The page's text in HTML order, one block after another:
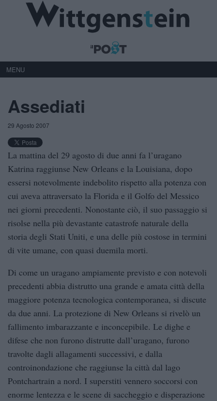
MENU
Assediati
29 Agosto 2007
La mattina del 29 agosto di due anni fa l’uragano
Katrina raggiunse New Orleans e la Louisiana, dopo
essersi notevolmente indebolito rispetto alla potenza con
cui aveva attraversato la Florida e il Golfo del Messico
nei giorni precedenti. Nonostante ciò, il suo passaggio si
risolse nella più devastante catastrofe naturale della
storia degli Stati Uniti, e una delle più costose in termini
di vite umane, con quasi duemila morti.
Di come un uragano ampiamente previsto e con notevoli
precedenti abbia distrutto una grande e amata città della
maggiore potenza tecnologica contemporanea, si discute
da due anni. La protezione di New Orleans si rivelò un
fallimento imbarazzante e inconcepibile. Le dighe e
difese che non furono distrutte dall’uragano, furono
travolte dagli allagamenti successivi, e dalla
controinondazione che raggiunse la città dal lago
Pontchartrain a nord. I superstiti vennero soccorsi con
enorme lentezza e le scene di saccheggio e disperazione